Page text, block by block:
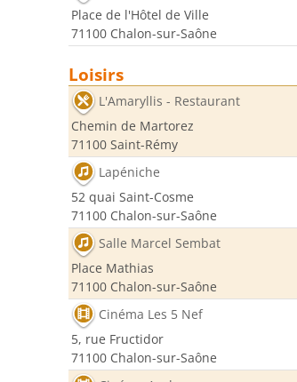
Place de l'Hôtel de Ville
71100 Chalon-sur-Saône
Loisirs
L'Amaryllis - Restaurant
Chemin de Martorez
71100 Saint-Rémy
Lapéniche
52 quai Saint-Cosme
71100 Chalon-sur-Saône
Salle Marcel Sembat
Place Mathias
71100 Chalon-sur-Saône
Cinéma Les 5 Nef
5, rue Fructidor
71100 Chalon-sur-Saône